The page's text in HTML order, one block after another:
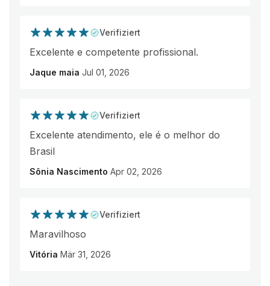
Verifiziert
Excelente e competente profissional.
Jaque maia Jul 01, 2026
Verifiziert
Excelente atendimento, ele é o melhor do
Brasil
Sônia Nascimento Apr 02, 2026
Verifiziert
Maravilhoso
Vitória Mär 31, 2026